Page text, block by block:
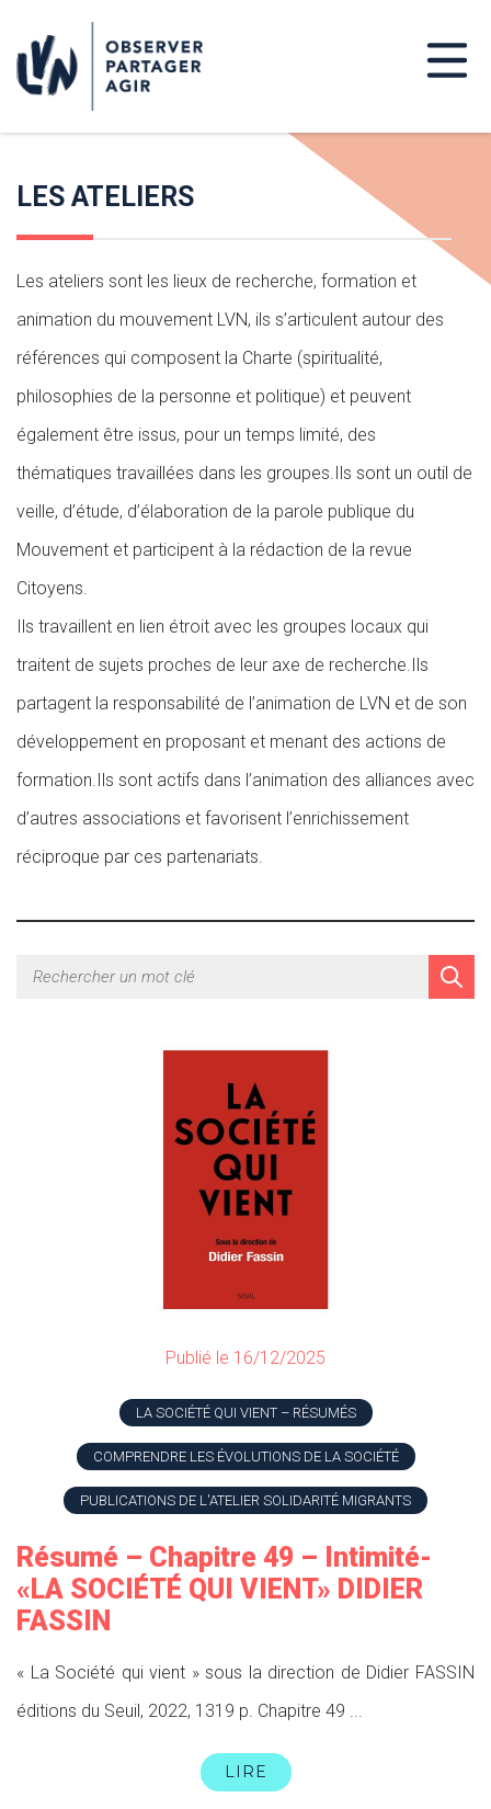
LES ATELIERS
Les ateliers sont les lieux de recherche, formation et
animation du mouvement LVN, ils s’articulent autour des
références qui composent la Charte (spiritualité,
philosophies de la personne et politique) et peuvent
également être issus, pour un temps limité, des
thématiques travaillées dans les groupes.Ils sont un outil de
veille, d’étude, d’élaboration de la parole publique du
Mouvement et participent à la rédaction de la revue
Citoyens.
Ils travaillent en lien étroit avec les groupes locaux qui
traitent de sujets proches de leur axe de recherche.Ils
partagent la responsabilité de l’animation de LVN et de son
développement en proposant et menant des actions de
formation.Ils sont actifs dans l’animation des alliances avec
d’autres associations et favorisent l’enrichissement
réciproque par ces partenariats.
PERSONNE
Publié le 16/12/2025
LA SOCIÉTÉ QUI VIENT – RÉSUMÉS
COMPRENDRE LES ÉVOLUTIONS DE LA SOCIÉTÉ
PUBLICATIONS DE L'ATELIER SOLIDARITÉ MIGRANTS
Résumé – Chapitre 49 – Intimité-
«LA SOCIÉTÉ QUI VIENT» DIDIER
FASSIN
« La Société qui vient » sous la direction de Didier FASSIN
éditions du Seuil, 2022, 1319 p. Chapitre 49 ...
LIRE